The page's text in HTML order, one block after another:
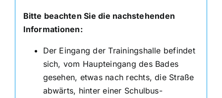
Bitte beachten Sie die nachstehenden
Informationen:
Der Eingang der Trainingshalle befindet
sich, vom Haupteingang des Bades
gesehen, etwas nach rechts, die Straße
abwärts, hinter einer Schulbus-